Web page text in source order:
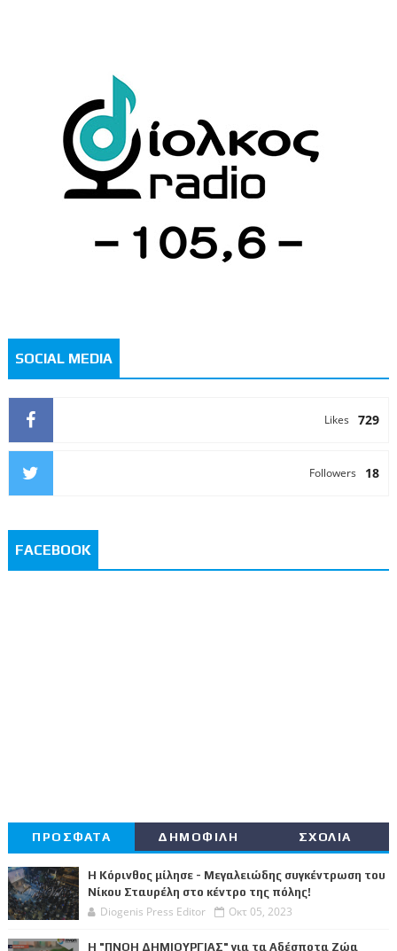
SOCIAL MEDIA
729
Likes
18
Followers
FACEBOOK
ΠΡΟΣΦΑΤΑ ΔΗΜΟΦΙΛΗ ΣΧΟΛΙΑ
Η Κόρινθος μίλησε - Μεγαλειώδης συγκέντρωση του
Νίκου Σταυρέλη στο κέντρο της πόλης!
Diogenis Press Editor Οκτ 05, 2023
Η "ΠΝΟΗ ΔΗΜΙΟΥΡΓΙΑΣ" για τα Αδέσποτα Ζώα